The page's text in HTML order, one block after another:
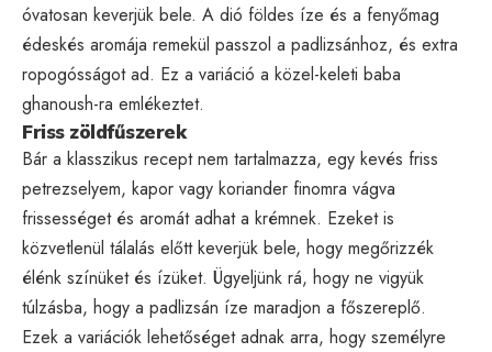
óvatosan keverjük bele. A dió földes íze és a fenyőmag
édeskés aromája remekül passzol a padlizsánhoz, és extra
ropogósságot ad. Ez a variáció a közel-keleti baba
ghanoush-ra emlékeztet.
Friss zöldfűszerek
Bár a klasszikus recept nem tartalmazza, egy kevés friss
petrezselyem, kapor vagy koriander finomra vágva
frissességet és aromát adhat a krémnek. Ezeket is
közvetlenül tálalás előtt keverjük bele, hogy megőrizzék
élénk színüket és ízüket. Ügyeljünk rá, hogy ne vigyük
túlzásba, hogy a padlizsán íze maradjon a főszereplő.
Ezek a variációk lehetőséget adnak arra, hogy személyre